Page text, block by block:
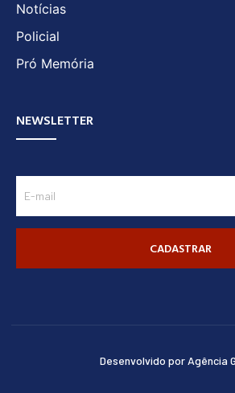
Notícias
Policial
Pró Memória
NEWSLETTER
CADASTRAR
Desenvolvido por Agência